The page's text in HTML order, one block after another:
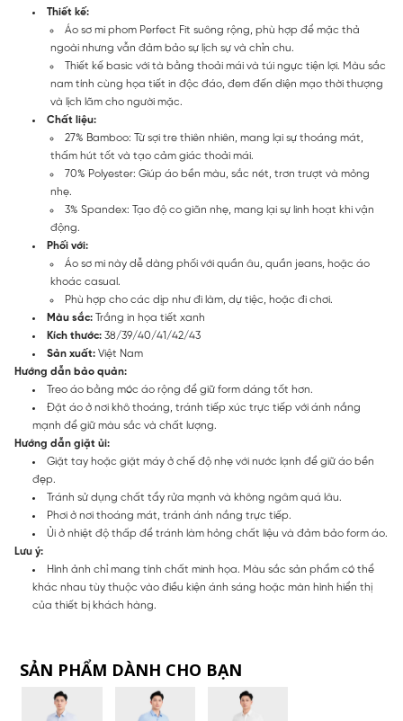
Thiết kế:
Áo sơ mi phom Perfect Fit suông rộng, phù hợp để mặc thả
ngoài nhưng vẫn đảm bảo sự lịch sự và chỉn chu.
Thiết kế basic với tà bằng thoải mái và túi ngực tiện lợi. Màu sắc
nam tính cùng họa tiết in độc đáo, đem đến diện mạo thời thượng
và lịch lãm cho người mặc.
Chất liệu:
27% Bamboo: Từ sợi tre thiên nhiên, mang lại sự thoáng mát,
thấm hút tốt và tạo cảm giác thoải mái.
70% Polyester: Giúp áo bền màu, sắc nét, trơn trượt và mỏng
nhẹ.
3% Spandex: Tạo độ co giãn nhẹ, mang lại sự linh hoạt khi vận
động.
Phối với:
Áo sơ mi này dễ dàng phối với quần âu, quần jeans, hoặc áo
khoác casual.
Phù hợp cho các dịp như đi làm, dự tiệc, hoặc đi chơi.
Màu sắc: Trắng in họa tiết xanh
Kích thước: 38/39/40/41/42/43
Sản xuất: Việt Nam
Hướng dẫn bảo quản:
Treo áo bằng móc áo rộng để giữ form dáng tốt hơn.
Đặt áo ở nơi khô thoáng, tránh tiếp xúc trực tiếp với ánh nắng
mạnh để giữ màu sắc và chất lượng.
Hướng dẫn giặt ủi:
Giặt tay hoặc giặt máy ở chế độ nhẹ với nước lạnh để giữ áo bền
đẹp.
Tránh sử dụng chất tẩy rửa mạnh và không ngâm quá lâu.
Phơi ở nơi thoáng mát, tránh ánh nắng trực tiếp.
Ủi ở nhiệt độ thấp để tránh làm hỏng chất liệu và đảm bảo form áo.
Lưu ý:
Hình ảnh chỉ mang tính chất minh họa. Màu sắc sản phẩm có thể
khác nhau tùy thuộc vào điều kiện ánh sáng hoặc màn hình hiển thị
của thiết bị khách hàng.
SẢN PHẨM DÀNH CHO BẠN